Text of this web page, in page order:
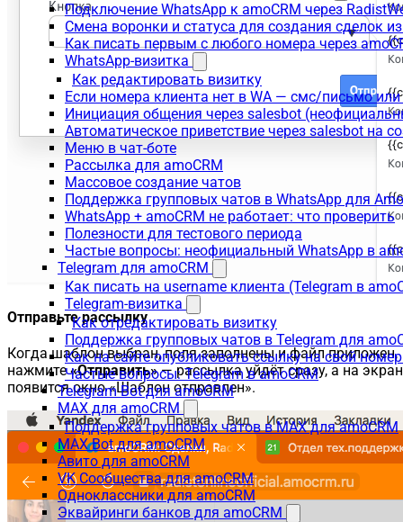
Подключение WhatsApp к amoCRM через
Смена воронки и статуса для создания сделок
Как писать первым с любого номера через
WhatsApp-визитка
Как редактировать визитку
Если номера клиента нет в WA — смс/письмо
Инициация общения через salesbot
Автоматическое приветствие через salesbot на
Меню в чат-боте
Рассылка для amoCRM
Массовое создание чатов
Поддержка групповых чатов в WhatsApp для
WhatsApp + amoCRM не работает: что проверить
Полезности для тестового периода
Частые вопросы: неофициальный WhatsApp в
Telegram для amoCRM
Как писать на username клиента (Telegram в
Telegram-визитка
Как отредактировать визитку
Поддержка групповых чатов в Telegram для
Как на сайте опубликовать ссылку на свой
Частые вопросы: Telegram в amoCRM
Telegram Bot для amoCRM
MAX для amoCRM
Поддержка групповых чатов в MAX для amoCRM
MAX Bot для amoCRM
Авито для amoCRM
VK Сообщества для amoCRM
Одноклассники для amoCRM
Эквайринги банков для amoCRM
Отправьте рассылку
Когда шаблон выбран, поля заполнены и файл приложен,
нажмите«Отправить»— рассылка уйдёт сразу, а на
появится окно «Шаблон отправлен».